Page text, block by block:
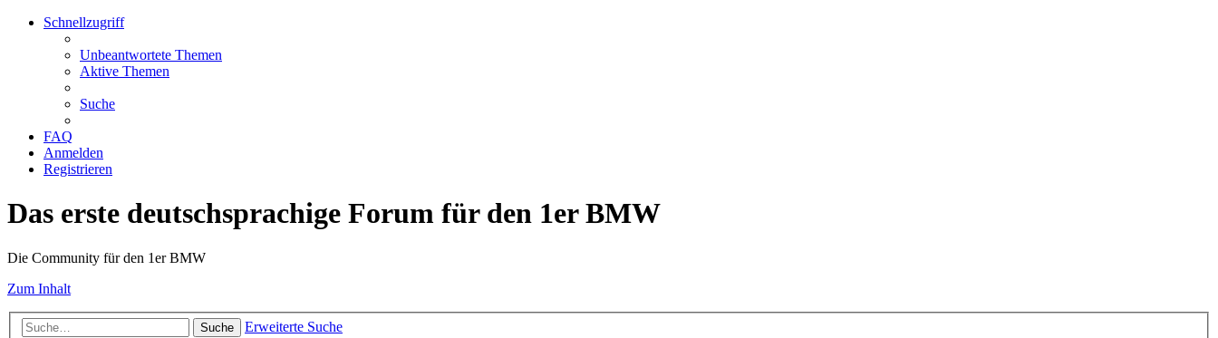
Schnellzugriff
Unbeantwortete Themen
Aktive Themen
Suche
FAQ
Anmelden
Registrieren
Das erste deutschsprachige Forum für den 1er BMW
Die Community für den 1er BMW
Zum Inhalt
Suche Erweiterte Suche